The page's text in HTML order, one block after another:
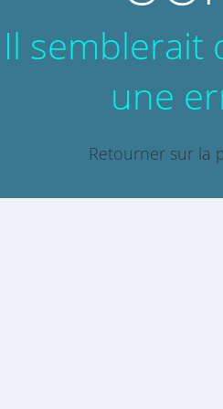
Il semblerait
une
Retourner sur la